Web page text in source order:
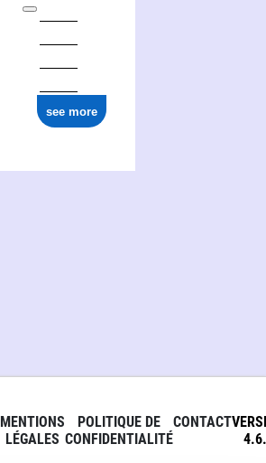
see more
MENTIONS
LÉGALES
POLITIQUE DE
CONFIDENTIALITÉ
CONTACT